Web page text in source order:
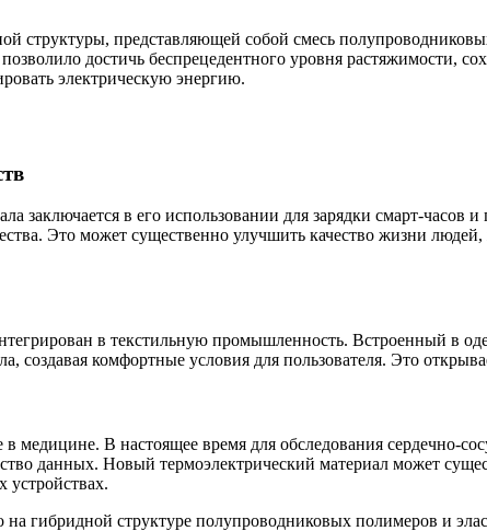
структуры, представляющей собой смесь
достичь беспрецедентного уровня растяжимости,
электрическую энергию.
заключается в его использовании для зарядки смарт-часов
Это может существенно улучшить качество жизни
в текстильную промышленность. Встроенный в
создавая комфортные условия для пользователя. Это
В настоящее время для обследования сердечно-
данных. Новый термоэлектрический материал может
устройствах.
на гибридной структуре полупроводниковых полимеров и